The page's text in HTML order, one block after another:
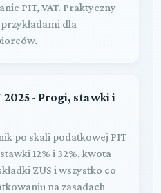
PIT, VAT. Praktyczny
dla
- Progi, stawki i
po skali podatkowej PIT
12% i 32%, kwota
ZUS i wszystko co
na zasadach